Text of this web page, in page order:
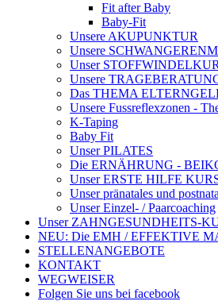
Fit after Baby
Baby-Fit
Unsere AKUPUNKTUR
Unsere
Unser
Unsere
Das THEMA
Unsere Fussreflexzonen -
K-Taping
Baby Fit
Unser PILATES
Die ERNÄHRUNG -
Unser ERSTE HILFE
Unser pränatales und
Unser Einzel- / Paarcoaching
Unser ZAHNGESUNDHEITS-
NEU: Die EMH / EFFEKTIVE
STELLENANGEBOTE
KONTAKT
WEGWEISER
Folgen Sie uns bei facebook